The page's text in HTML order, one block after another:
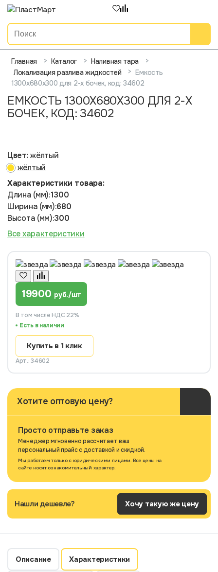
Главная > Каталог > Наливная тара
>
Локализация разлива жидкостей
> Емкость
1300х680х300 для 2-х бочек, код: 34602
ЕМКОСТЬ 1300Х680Х300 ДЛЯ 2-Х
БОЧЕК, КОД: 34602
Цвет: жёлтый
жёлтый
Характеристики товара:
Длина (мм):1300
Ширина (мм):680
Высота (мм):300
Все характеристики
19900 руб./шт
В том числе НДС 22%
Есть в наличии
Купить в 1 клик
Арт.: 34602
Хотите оптовую цену?
Просто отправьте заказ
Менеджер мгновенно рассчитает ваш
персональный прайс с доставкой и скидкой.
Мы работаем только с юридическими лицами. Все цены на
сайте носят ознакомительный характер.
Нашли дешевле? Хочу такую же цену
Описание Характеристики